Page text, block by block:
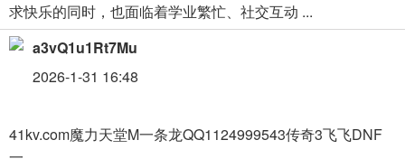
求快乐的同时，也面临着学业繁忙、社交互动 ...
a3vQ1u1Rt7Mu
2026-1-31 16:48
41kv.com魔力天堂M一条龙QQ1124999543传奇3飞飞DNF
一